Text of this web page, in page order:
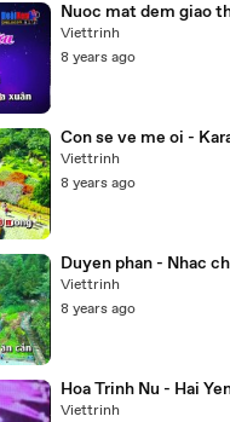
Nuoc mat dem giao
Viettrinh
8 years ago
Con se ve
Viettrinh
8 years ago
Duyen phan - Nhac
Viettrinh
8 years ago
Hoa Trinh Nu - Hai
Viettrinh